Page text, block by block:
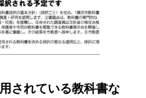
されている教科書な